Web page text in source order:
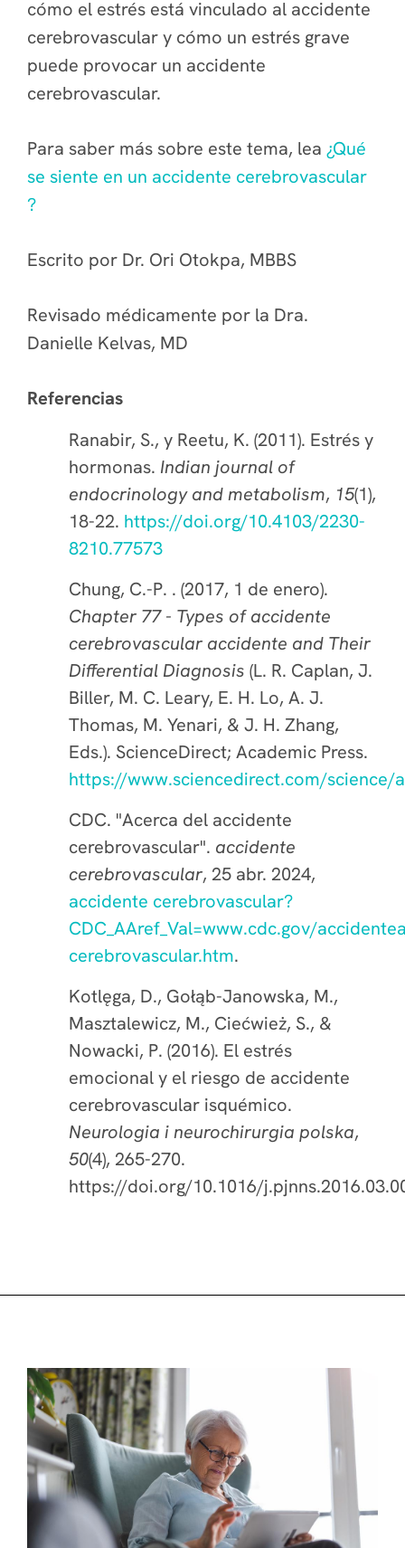
cómo el estrés está vinculado al accidente
cerebrovascular y cómo un estrés grave
puede provocar un accidente
cerebrovascular.
Para saber más sobre este tema, lea ¿Qué
se siente en un accidente cerebrovascular
?
Escrito por Dr. Ori Otokpa, MBBS
Revisado médicamente por la Dra.
Danielle Kelvas, MD
Referencias
Ranabir, S., y Reetu, K. (2011). Estrés y
hormonas. Indian journal of
endocrinology and metabolism, 15(1),
18-22. https://doi.org/10.4103/2230-
8210.77573
Chung, C.-P. . (2017, 1 de enero).
Chapter 77 - Types of accidente
cerebrovascular accidente and Their
Differential Diagnosis (L. R. Caplan, J.
Biller, M. C. Leary, E. H. Lo, A. J.
Thomas, M. Yenari, & J. H. Zhang,
Eds.). ScienceDirect; Academic Press.
https://www.sciencedirect.com/
CDC. "Acerca del accidente
cerebrovascular". accidente
cerebrovascular, 25 abr. 2024,
accidente cerebrovascular?
CDC_AAref_Val=www.cdc.gov/
cerebrovascular.htm.
Kotlęga, D., Gołąb-Janowska, M.,
Masztalewicz, M., Ciećwież, S., &
Nowacki, P. (2016). El estrés
emocional y el riesgo de accidente
cerebrovascular isquémico.
Neurologia i neurochirurgia polska,
50(4), 265-270.
https://doi.org/10.1016/